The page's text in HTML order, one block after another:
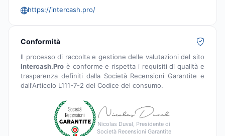
https://intercash.pro/
Conformità
Il processo di raccolta e gestione delle valutazioni del sito
Intercash.Pro è conforme e rispetta i requisiti di qualità e
trasparenza definiti dalla Società Recensioni Garantite e
dall'Articolo L111-7-2 del Codice del consumo.
Nicolas Duval, Presidente di
Società Recensioni Garantite